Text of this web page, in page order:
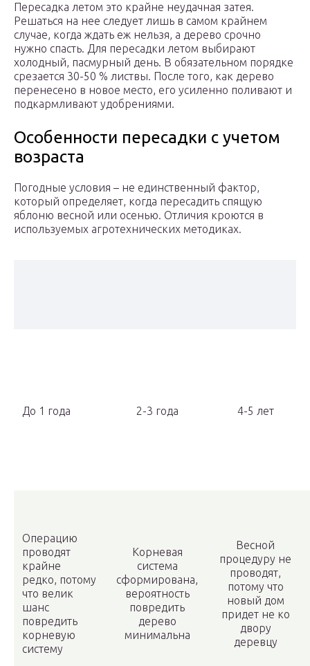
Пересадка летом это крайне неудачная затея.
Решаться на нее следует лишь в самом крайнем
случае, когда ждать еж нельзя, а дерево срочно
нужно спасть. Для пересадки летом выбирают
холодный, пасмурный день. В обязательном порядке
срезается 30-50 % листвы. После того, как дерево
перенесено в новое место, его усиленно поливают и
подкармливают удобрениями.
Особенности пересадки с учетом
возраста
Погодные условия – не единственный фактор,
который определяет, когда пересадить спящую
яблоню весной или осенью. Отличия кроются в
используемых агротехнических методиках.
До 1 года 2-3 года 4-5 лет
Операцию
проводят
крайне
редко, потому
что велик
шанс
повредить
корневую
систему
Корневая
система
сформирована,
вероятность
повредить
дерево
минимальна
Весной
процедуру не
проводят,
потому что
новый дом
придет не ко
двору
деревцу